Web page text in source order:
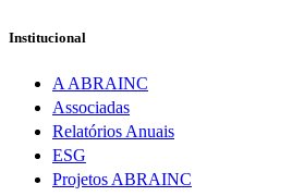
Institucional
A ABRAINC
Associadas
Relatórios Anuais
ESG
Projetos ABRAINC